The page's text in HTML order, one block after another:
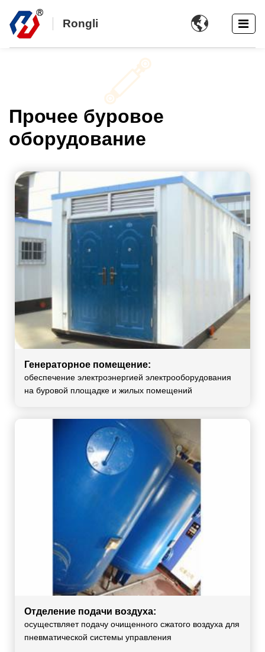
Rongli 
Прочее буровое
оборудование
Генераторное помещение:
обеспечение электроэнергией электрооборудования
на буровой площадке и жилых помещений
Отделение подачи воздуха:
осуществляет подачу очищенного сжатого воздуха для
пневматической системы управления